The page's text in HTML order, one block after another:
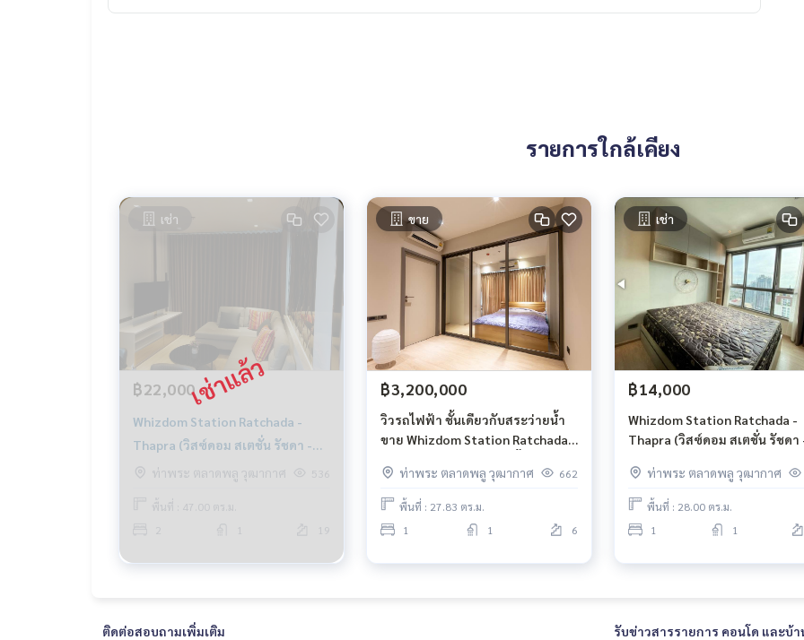
โรงเรียนวัดบางสะแกนอก
รายการใกล้เคียง
เช่า
฿22,000
Whizdom Station Ratchada -
Thapra (วิสซ์ดอม สเตชั่น รัชดา -
ท่าพระ)
ท่าพระ ตลาดพลู วุฒากาศ 536
พื้นที่ : 47.00 ตร.ม.
19
ขาย
฿3,200,000
วิวรถไฟฟ้า ชั้นเดียวกับสระว่ายน้ำ
ขาย Whizdom Station Ratchada
ตรม ชั้น6 BTS ตลาดพลู
ท่าพระ ตลาดพลู วุฒากาศ 662
พื้นที่ : 27.83 ตร.ม.
1
1 6
เช่า
฿14,000
Whizdom Station Ratchada -
Thapra (วิสซ์ดอม สเตชั่น รัชดา
ท่าพระ ตลาดพลู วุฒากาศ
พื้นที่ : 28.00 ตร.ม.
1
1
ติดต่อสอบถามเพิ่มเติม รับข่าวสารรายการ คอนโด และบ้า